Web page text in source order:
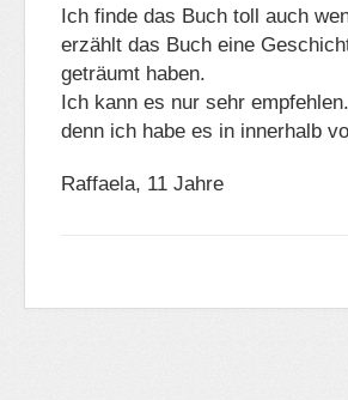
Ich finde das Buch toll auch
erzählt das Buch eine
geträumt haben.
Ich kann es nur sehr
denn ich habe es in innerhalb
Raffaela, 11 Jahre